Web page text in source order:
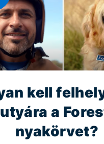
kell
a
nyakörvet?